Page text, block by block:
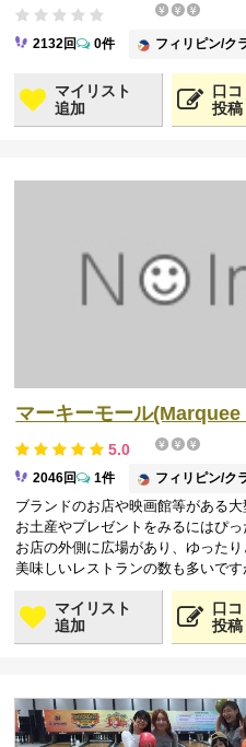
マイリスト
追加
口コ
投稿
フィリピン/ク
2132回 0件
マイリスト
追加
口コ
投稿
マーキーモール(Marquee
5.0
フィリピン/ク
2046回 1件
ブランドのお店や映画館等がある
お土産やプレゼントをみるにはぴっ
お店の外側に広場があり、ゆったり
美味しいレストランの数も多いです